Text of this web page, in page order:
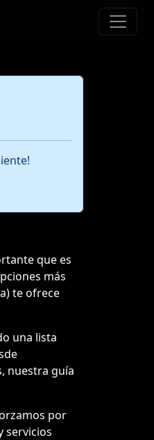
que es
más
te ofrece
una lista
nuestra guía
por
servicios